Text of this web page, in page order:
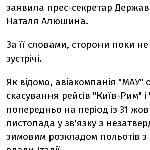
заявила прес-секретар
Наталя Алюшина.
За її словами, сторони поки
зустрічі.
Як відомо, авіакомпанія "МАУ"
скасування рейсів "Київ-Рим"
попередньо на період із 31
листопада у зв'язку з
зимовим розкладом польотів з